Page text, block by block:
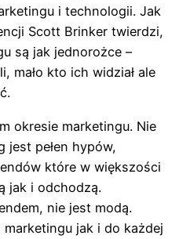
i technologii. Jak
Scott Brinker twierdzi,
są jak jednorożce –
mało kto ich widział ale
okresie marketingu. Nie
jest pełen hypów,
które w większości
jak i odchodzą.
nie jest modą.
marketingu jak i do każdej